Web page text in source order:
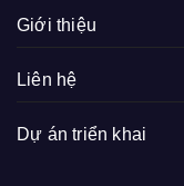
Giới thiệu
Liên hệ
Dự án triển khai